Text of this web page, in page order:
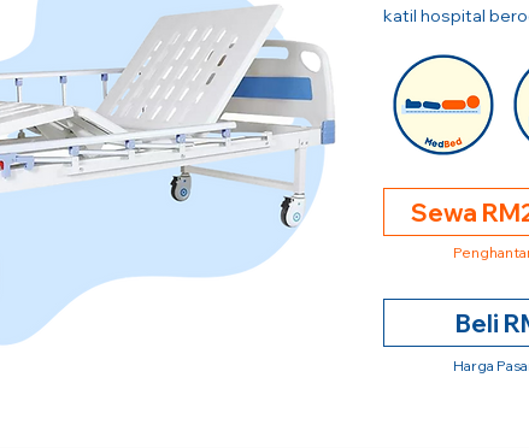
katil hospital
Sewa
Beli
Harga